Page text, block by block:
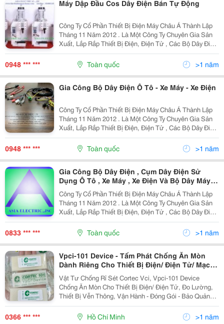
Máy Dập Đầu Cos Dây Điện Bán Tự Động
Công Ty Cổ Phần Thiết Bị Điện Máy Châu Á Thành Lập
Tháng 11 Năm 2012 . Là Một Công Ty Chuyên Gia Sản
Xuất, Lắp Rắp Thiết Bị Điện, Điện Tử , Các Bộ Dây Điện
(Wire Harness), Dây Nguồn, Bộ Đổi Nguồn , Van Điện
Từ . Và Đại Lý Bán Hàng Linh Kiện Connector...
0948 *** *** Toàn quốc >1 năm
Gia Công Bộ Dây Điện Ô Tô - Xe Máy - Xe Điện
Công Ty Cổ Phần Thiết Bị Điện Máy Châu Á Thành Lập
Tháng 11 Năm 2012 . Là Một Công Ty Chuyên Gia Sản
Xuất, Lắp Rắp Thiết Bị Điện, Điện Tử , Các Bộ Dây Điện
(Wire Harness), Dây Nguồn, Bộ Đổi Nguồn , Van Điện
Từ . Và Đại Lý Bán Hàng Linh Kiện Connector...
0948 *** *** Toàn quốc >1 năm
Gia Công Bộ Dây Điện , Cụm Dây Điện Sử
Dụng Ô Tô , Xe Máy , Xe Điện Và Bộ Dây Máy
Công Nghiệp
Công Ty Cổ Phần Thiết Bị Điện Máy Châu Á Thành Lập
Tháng 11 Năm 2012 . Là Một Công Ty Chuyên Gia Sản
Xuất, Lắp Rắp Thiết Bị Điện, Điện Tử , Các Bộ Dây Điện
(Wire Harness), Dây Nguồn, Bộ Đổi Nguồn , Van Điện
Từ . Và Đại Lý Bán Hàng Linh Kiện Connector...
0833 *** *** Toàn quốc >1 năm
Vpci-101 Device - Tấm Phát Chống Ăn Mòn
Dành Riêng Cho Thiết Bị Điện/ Điện Tử/ Mạch
Điện/ Thiết Bị Điều Khiển
Vật Tư Chống Rỉ Sét Cortec Vci, Vpci-101 Device
Chống Ăn Mòn Cho Thiết Bị Điện/ Điện Tử, Đo Lường,
Thiết Bị Vễn Thông, Vận Hành - Đóng Gói - Bảo Quản
Thiết Bị Điện Lên Đến 24 Tháng Vpci-101 Device Mô Tả:
Thiết Bị Vpci -101 Device Của Hãng...
0366 *** *** Hồ Chí Minh >1 năm